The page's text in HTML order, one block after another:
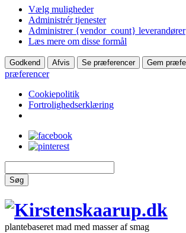
Vælg muligheder
Administrér tjenester
Administrer {vendor_count} leverandører
Læs mere om disse formål
Godkend Afvis Se præferencer Gem
præferencer
Cookiepolitik
Fortrolighedserklæring
Søg
plantebaseret mad med masser af smag